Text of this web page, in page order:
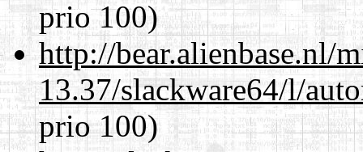
prio 100)
http://bear.alienbase.nl/
13.37/slackware64/l/
prio 100)